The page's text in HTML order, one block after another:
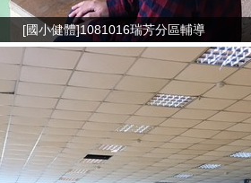
[國小健體]1081016瑞芳分區輔導